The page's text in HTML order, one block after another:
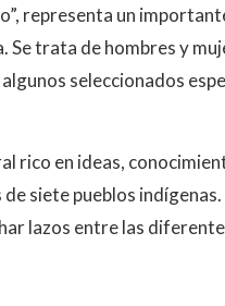
representa un
trata de hombres y
seleccionados
en ideas,
siete pueblos
lazos entre las